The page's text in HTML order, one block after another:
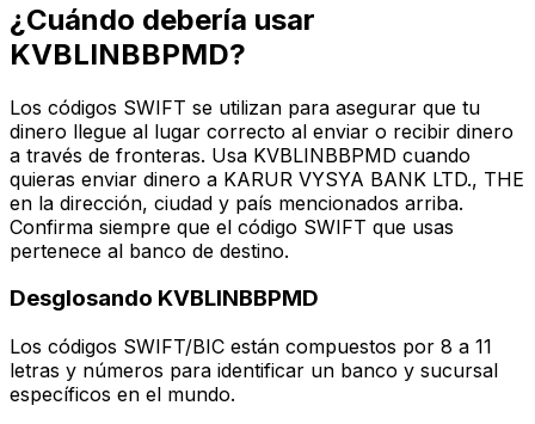
¿Cuándo debería usar
KVBLINBBPMD?
Los códigos SWIFT se utilizan para asegurar que tu
dinero llegue al lugar correcto al enviar o recibir dinero
a través de fronteras. Usa KVBLINBBPMD cuando
quieras enviar dinero a KARUR VYSYA BANK LTD., THE
en la dirección, ciudad y país mencionados arriba.
Confirma siempre que el código SWIFT que usas
pertenece al banco de destino.
Desglosando KVBLINBBPMD
Los códigos SWIFT/BIC están compuestos por 8 a 11
letras y números para identificar un banco y sucursal
específicos en el mundo.